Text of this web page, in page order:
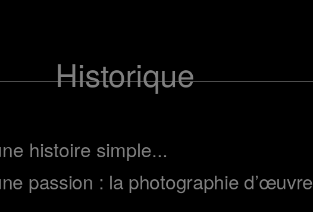
Historique
histoire simple...
passion : la photographie d’œuvre